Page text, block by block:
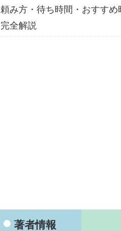
頼み方・待ち時間・おすすめ
完全解説
著者情報